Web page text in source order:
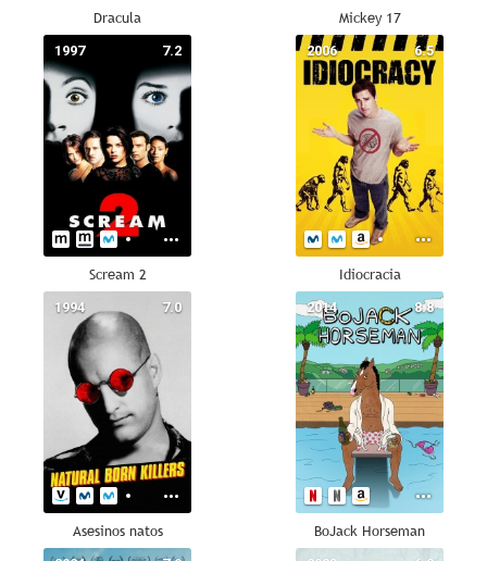
Dracula Mickey 17
7.2
1997
Scream 2
6.5
2006
Idiocracia
7.0
1994
Asesinos natos
8.8
2014
BoJack Horseman